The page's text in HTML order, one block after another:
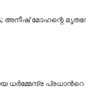
അനീഷ്‌ മോഹന്റെ
പ്രധാന്‍റെ